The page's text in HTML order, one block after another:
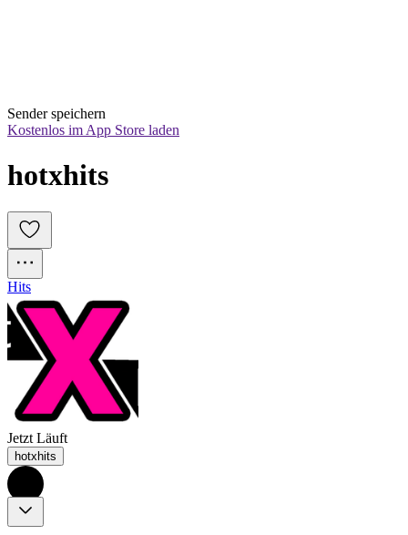
Sender speichern
Kostenlos im App Store laden
hotxhits
Hits
Jetzt Läuft
hotxhits